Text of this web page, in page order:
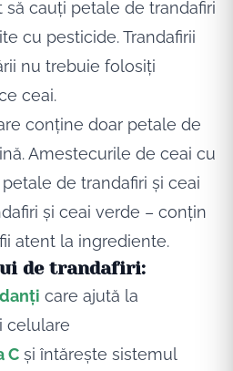
să cauți petale de trandafiri
cu pesticide. Trandafirii
nu trebuie folosiți
ceai.
conține doar petale de
. Amestecurile de ceai cu
de trandafiri și ceai
și ceai verde – conțin
fii atent la ingrediente.
de trandafiri:
care ajută la
celulare
C și întărește sistemul